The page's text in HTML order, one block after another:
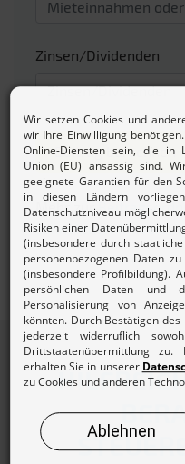
Zinsen/Dividenden
Beitrag berechnen
Mehr zur